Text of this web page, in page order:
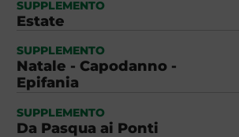
SUPPLEMENTO
Estate
SUPPLEMENTO
Natale - Capodanno -
Epifania
SUPPLEMENTO
Da Pasqua ai Ponti